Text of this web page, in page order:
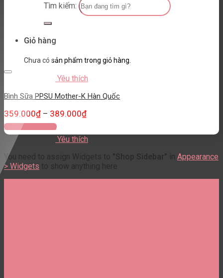
Tìm kiếm:
Giỏ hàng
Chưa có sản phẩm trong giỏ hàng.
Yêu thích
Bình Sữa PPSU Mother-K Hàn Quốc
359.000₫ – 389.000₫
Thêm vào giỏ hàng
Yêu thích
You need to assign Widgets to
"Shop Sidebar"
Appearance
> Widgets to show anything here